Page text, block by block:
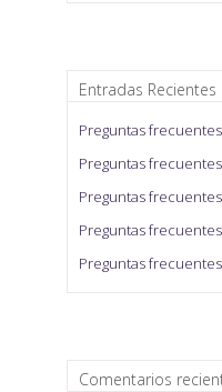
Entradas Recientes
Preguntas frecuentes
Preguntas frecuentes
Preguntas frecuentes
Preguntas frecuentes
Preguntas frecuentes
Comentarios